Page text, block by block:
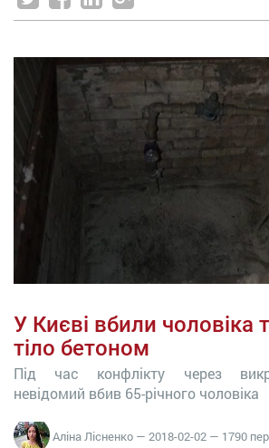
У Києві вбили чоловіка
тіло бетоном
Під час конфлікту через
невідомий вбив 65-річного чоловіка
Аліна Лісненко — 2018-02-02 — 1790